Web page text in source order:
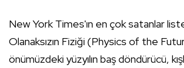
New York Times'ın en çok satanlar
Olanaksızın Fiziği (Physics of the
önümüzdeki yüzyılın baş döndürücü,